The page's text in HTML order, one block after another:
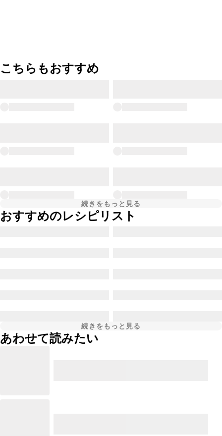
こちらもおすすめ
続きをもっと見る
おすすめのレシピリスト
続きをもっと見る
あわせて読みたい